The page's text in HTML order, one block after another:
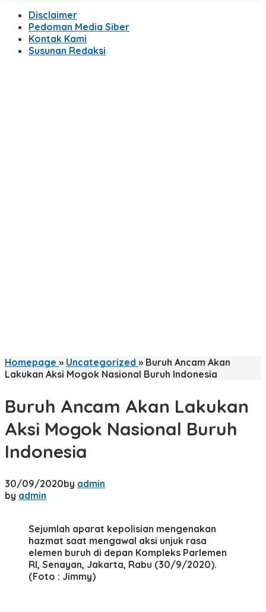
Disclaimer
Pedoman Media Siber
Kontak Kami
Susunan Redaksi
Homepage » Uncategorized » Buruh Ancam Akan
Lakukan Aksi Mogok Nasional Buruh Indonesia
Buruh Ancam Akan Lakukan
Aksi Mogok Nasional Buruh
Indonesia
30/09/2020by admin
by admin
Sejumlah aparat kepolisian mengenakan
hazmat saat mengawal aksi unjuk rasa
elemen buruh di depan Kompleks Parlemen
RI, Senayan, Jakarta, Rabu (30/9/2020).
(Foto : Jimmy)